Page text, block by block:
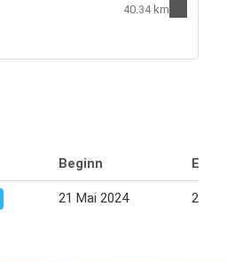
40.34 km
Beginn
21 Mai 2024 25